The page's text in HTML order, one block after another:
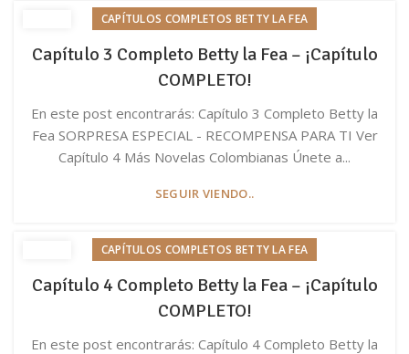
CAPÍTULOS COMPLETOS BETTY LA FEA
Capítulo 3 Completo Betty la Fea – ¡Capítulo
COMPLETO!
En este post encontrarás: Capítulo 3 Completo Betty la
Fea SORPRESA ESPECIAL - RECOMPENSA PARA TI Ver
Capítulo 4 Más Novelas Colombianas Únete a...
SEGUIR VIENDO..
CAPÍTULOS COMPLETOS BETTY LA FEA
Capítulo 4 Completo Betty la Fea – ¡Capítulo
COMPLETO!
En este post encontrarás: Capítulo 4 Completo Betty la